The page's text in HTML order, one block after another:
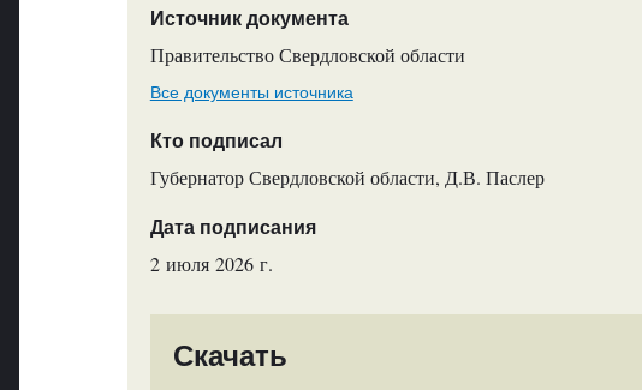
Источник документа
Правительство Свердловской области
Все документы источника
Кто подписал
Губернатор Свердловской области, Д.В. Паслер
Дата подписания
2 июля 2026 г.
Скачать